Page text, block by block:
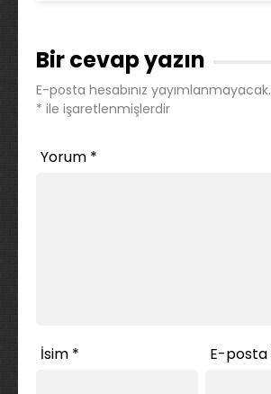
Bir cevap yazın
E-posta hesabınız yayımlanmayacak.
* ile işaretlenmişlerdir
Yorum *
İsim * E-posta